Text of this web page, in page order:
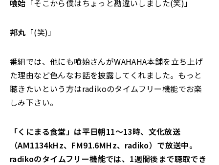
喰始 「そこから僕はちょっと勘違いしました(笑)」
邦丸 「(笑)」
番組では、他にも喰始さんがWAHAHA本舗を立ち上げ
た理由など色んなお話を披露してくれました。もっと
聴きたいという方はradikoのタイムフリー機能でお楽
しみ下さい。
「くにまる食堂」は平日朝11～13時、文化放送
（AM1134kHz、FM91.6MHz、radiko）で放送中。
radikoのタイムフリー機能では、1週間後まで聴取でき